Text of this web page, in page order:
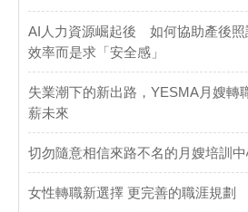
AI人力資源崛起後 如何協助產後照
效率而是求「安全感」
失業潮下的新出路，YESMA月嫂轉
薪未來
切勿隨意相信來路不名的月嫂培訓
女性轉職新選擇 更完善的職涯規劃